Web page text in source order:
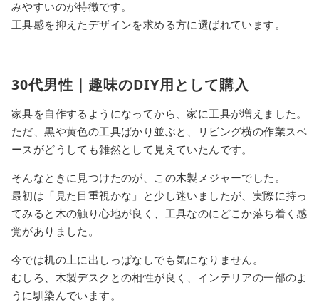
みやすいのが特徴です。
工具感を抑えたデザインを求める方に選ばれています。
30代男性｜趣味のDIY用として購入
家具を自作するようになってから、家に工具が増えました。
ただ、黒や黄色の工具ばかり並ぶと、リビング横の作業スペ
ースがどうしても雑然として見えていたんです。
そんなときに見つけたのが、この木製メジャーでした。
最初は「見た目重視かな」と少し迷いましたが、実際に持っ
てみると木の触り心地が良く、工具なのにどこか落ち着く感
覚がありました。
今では机の上に出しっぱなしでも気になりません。
むしろ、木製デスクとの相性が良く、インテリアの一部のよ
うに馴染んでいます。